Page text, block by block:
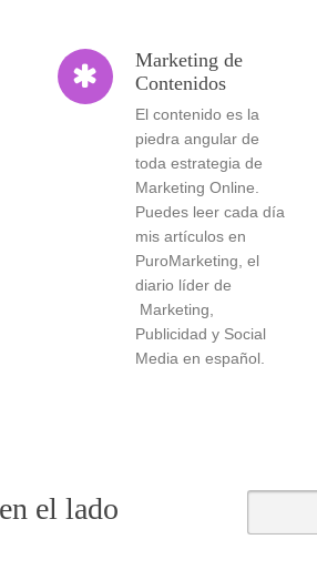

Marketing de
Contenidos
El contenido es la
piedra angular de
toda estrategia de
Marketing Online.
Puedes leer cada día
mis artículos en
PuroMarketing, el
diario líder de
Marketing,
Publicidad y Social
Media en español.
el lado